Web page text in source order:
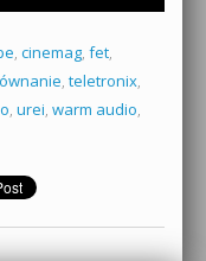
, cinemag, fet,
, teletronix,
, urei, warm audio,